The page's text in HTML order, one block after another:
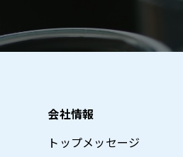
会社情報
トップメッセージ